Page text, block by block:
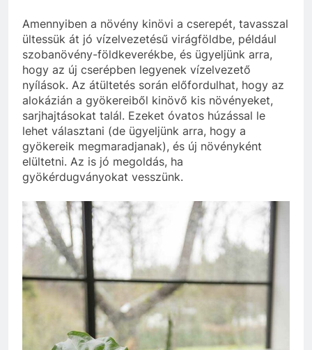
Amennyiben a növény kinövi a cserepét, tavasszal
ültessük át jó vízelvezetésű virágföldbe, például
szobanövény-földkeverékbe, és ügyeljünk arra,
hogy az új cserépben legyenek vízelvezető
nyílások. Az átültetés során előfordulhat, hogy az
alokázián a gyökereiből kinövő kis növényeket,
sarjhajtásokat talál. Ezeket óvatos húzással le
lehet választani (de ügyeljünk arra, hogy a
gyökereik megmaradjanak), és új növényként
elültetni. Az is jó megoldás, ha
gyökérdugványokat vesszünk.